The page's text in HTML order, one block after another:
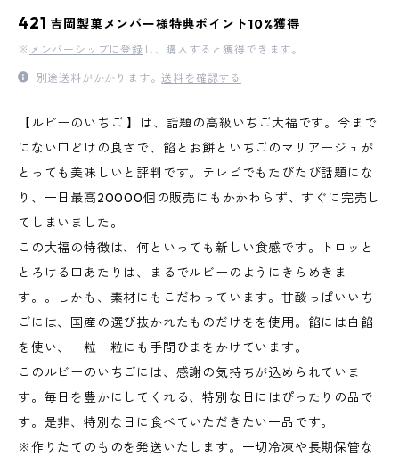
421 吉岡製菓メンバー様特典ポイント10%獲得
※ メンバーシップに登録 し、購入すると獲得できます。
別途送料がかかります。送料を確認する
【ルビーのいちご 】は、話題の高級いちご大福です。今まで
にない口どけの良さで、餡とお餅といちごのマリアージュが
とっても美味しいと評判です。テレビでもたびたび話題にな
り、一日最高20000個の販売にもかかわらず、すぐに完売し
てしまいました。
この大福の特徴は、何といっても新しい食感です。トロッと
とろける口あたりは、まるでルビーのようにきらめきま
す。。しかも、素材にもこだわっています。甘酸っぱいいち
ごには、国産の選び抜かれたものだけをを使用。餡には白餡
を使い、一粒一粒にも手間ひまをかけています。
このルビーのいちごには、感謝の気持ちが込められていま
す。毎日を豊かにしてくれる、特別な日にはぴったりの品で
す。是非、特別な日に食べていただきたい一品です。
※作りたてのものを発送いたします。一切冷凍や長期保管な